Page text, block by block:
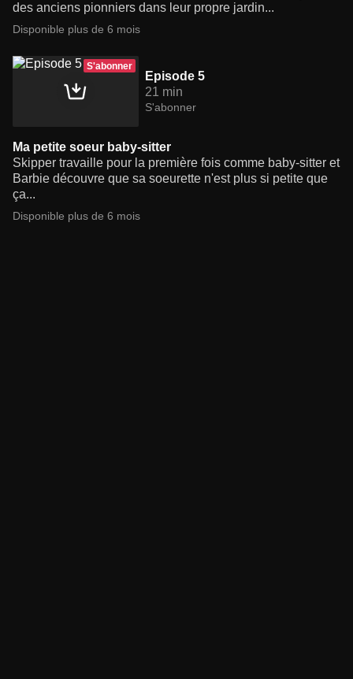
des anciens pionniers dans leur propre jardin...
Disponible plus de 6 mois
S'abonner
Episode 5
21 min
S'abonner
Ma petite soeur baby-sitter
Skipper travaille pour la première fois comme baby-sitter et
Barbie découvre que sa soeurette n'est plus si petite que
ça...
Disponible plus de 6 mois